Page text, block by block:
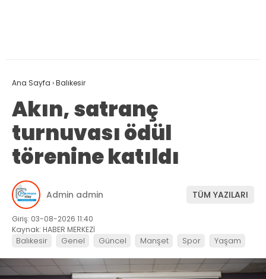
Ana Sayfa ›Balıkesir
Akın, satranç
turnuvası ödül
törenine katıldı
Admin admin TÜM YAZILARI
Giriş: 03-08-2026 11:40
Kaynak: HABER MERKEZİ
Balıkesir Genel Güncel Manşet Spor Yaşam